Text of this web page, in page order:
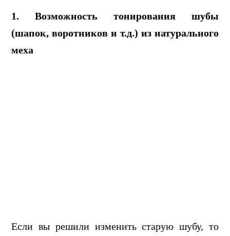
1. Возможность тонирования шубы
(шапок, воротников и т.д.) из натурального
меха
Если вы решили изменить старую шубу, то